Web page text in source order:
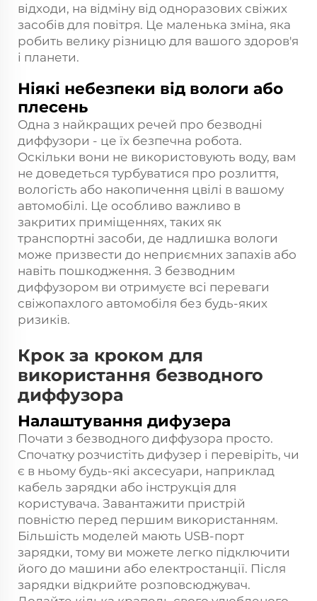
відходи, на відміну від одноразових свіжих
засобів для повітря. Це маленька зміна, яка
робить велику різницю для вашого здоров'я
і планети.
Ніякі небезпеки від вологи або
плесень
Одна з найкращих речей про безводні
диффузори - це їх безпечна робота.
Оскільки вони не використовують воду, вам
не доведеться турбуватися про розлиття,
вологість або накопичення цвілі в вашому
автомобілі. Це особливо важливо в
закритих приміщеннях, таких як
транспортні засоби, де надлишка вологи
може призвести до неприємних запахів або
навіть пошкодження. З безводним
диффузором ви отримуєте всі переваги
свіжопахлого автомобіля без будь-яких
ризиків.
Крок за кроком для
використання безводного
диффузора
Налаштування дифузера
Почати з безводного диффузора просто.
Спочатку розчистіть дифузер і перевіріть, чи
є в ньому будь-які аксесуари, наприклад
кабель зарядки або інструкція для
користувача. Завантажити пристрій
повністю перед першим використанням.
Більшість моделей мають USB-порт
зарядки, тому ви можете легко підключити
його до машини або електростанції. Після
зарядки відкрийте розповсюджувач.